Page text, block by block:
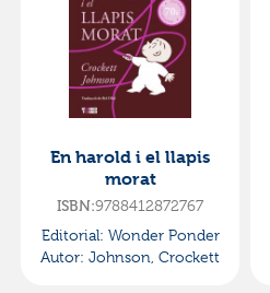
En harold i el llapis
morat
ISBN:9788412872767
Editorial: Wonder Ponder
Autor: Johnson, Crockett